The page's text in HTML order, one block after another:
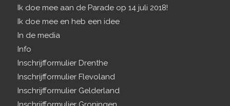
Ik doe mee aan de Parade op 14 juli 2018!
Ik doe mee en heb een idee
In de media
Info
Inschrijfformulier Drenthe
Inschrijfformulier Flevoland
Inschrijfformulier Gelderland